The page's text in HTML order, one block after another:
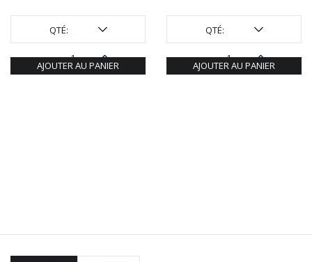
QTÉ:
AJOUTER AU PANIER
QTÉ:
AJOUTER AU PANIER